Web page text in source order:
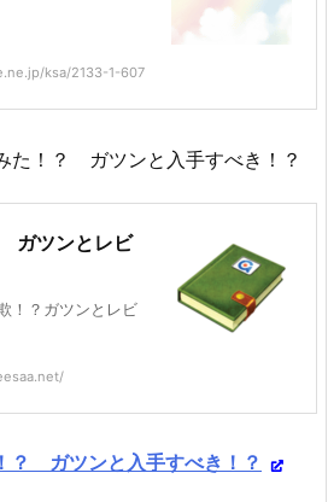
ksa/2133-1-607
！？ ガツンと入手すべき！？
ツンとレビ
？ガツンとレビ
ガツンと入手すべき！？